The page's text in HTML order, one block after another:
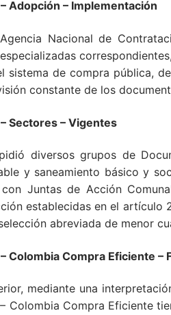
Adopción – Implementación
Nacional de
sistema de compra pública,
constante de los
Sectores – Vigentes
diversos grupos de
y saneamiento básico y
Juntas de Acción
establecidas en el artículo
abreviada de menor
– Colombia Compra Eficiente
mediante una
Colombia Compra Eficiente